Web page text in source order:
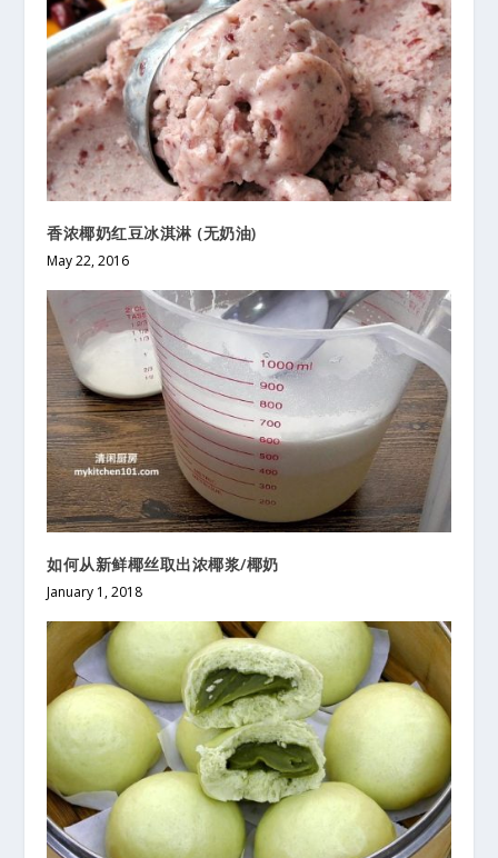
香浓椰奶红豆冰淇淋 (无奶油)
May 22, 2016
如何从新鲜椰丝取出浓椰浆/椰奶
January 1, 2018